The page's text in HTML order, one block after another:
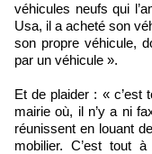
véhicules neufs qui
Usa, il a acheté son
son propre véhicule,
par un véhicule ».
Et de plaider : « c’est
mairie où, il n’y a ni
réunissent en louant
mobilier. C’est tout